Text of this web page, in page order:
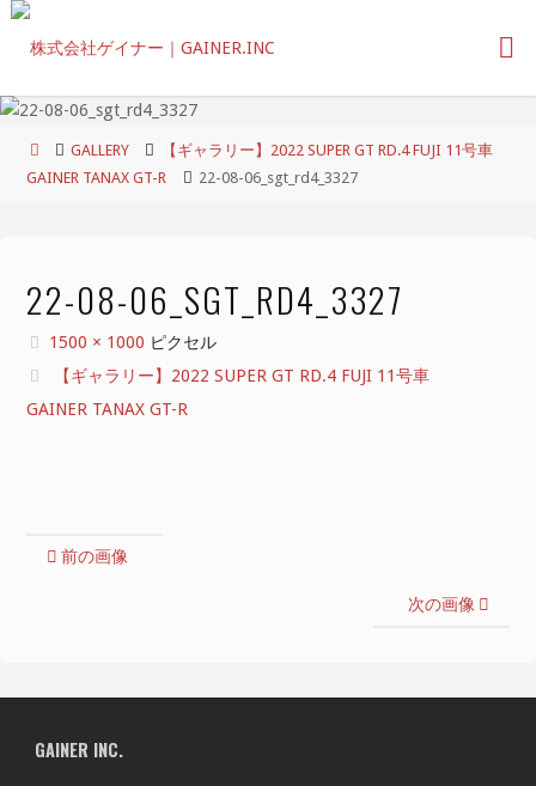
コ
ン
ホ
ー
GALLERY
【ギャラリー】2022 SUPER GT RD.4 FUJI 11号車
GAINER TANAX GT-R
22-08-06_sgt_rd4_3327
22-08-06_SGT_RD4_3327
フ
ル
サ
1500 × 1000 ピクセル
【ギャラリー】2022 SUPER GT RD.4 FUJI 11号車
GAINER TANAX GT-R
前の画像
次の画像
GAINER INC.